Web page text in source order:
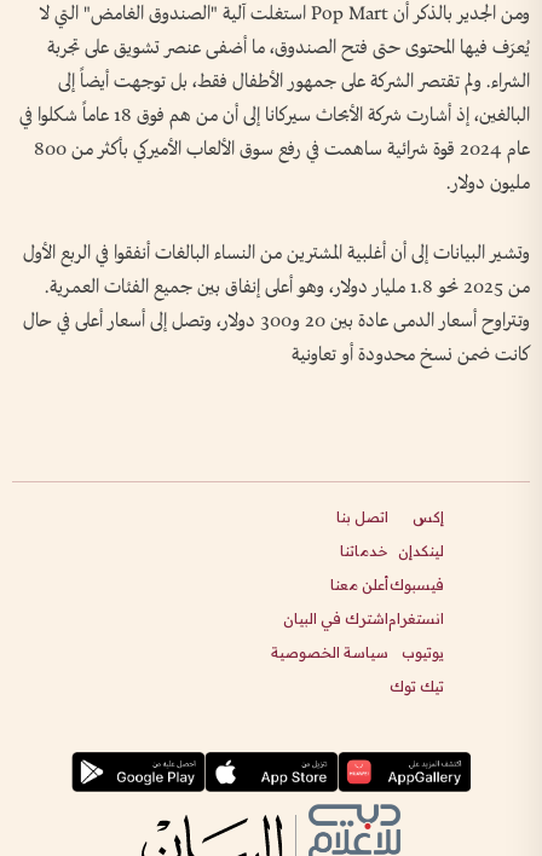
ومن الجدير بالذكر أن Pop Mart استغلت آلية "الصندوق الغامض" التي لا
يُعرَف فيها المحتوى حتى فتح الصندوق، ما أضفى عنصر تشويق على تجربة
الشراء. ولم تقتصر الشركة على جمهور الأطفال فقط، بل توجهت أيضاً إلى
البالغين، إذ أشارت شركة الأبحاث سيركانا إلى أن من هم فوق 18 عاماً شكلوا في
عام 2024 قوة شرائية ساهمت في رفع سوق الألعاب الأميركي بأكثر من 800
مليون دولار.
وتشير البيانات إلى أن أغلبية المشترين من النساء البالغات أنفقوا في الربع الأول
من 2025 نحو 1.8 مليار دولار، وهو أعلى إنفاق بين جميع الفئات العمرية.
وتتراوح أسعار الدمى عادة بين 20 و300 دولار، وتصل إلى أسعار أعلى في حال
كانت ضمن نسخ محدودة أو تعاونية
إكس
لينكدإن
فيسبوك
انستغرام
يوتيوب
تيك توك
اتصل بنا
خدماتنا
أعلن معنا
اشترك في البيان
سياسة الخصوصية